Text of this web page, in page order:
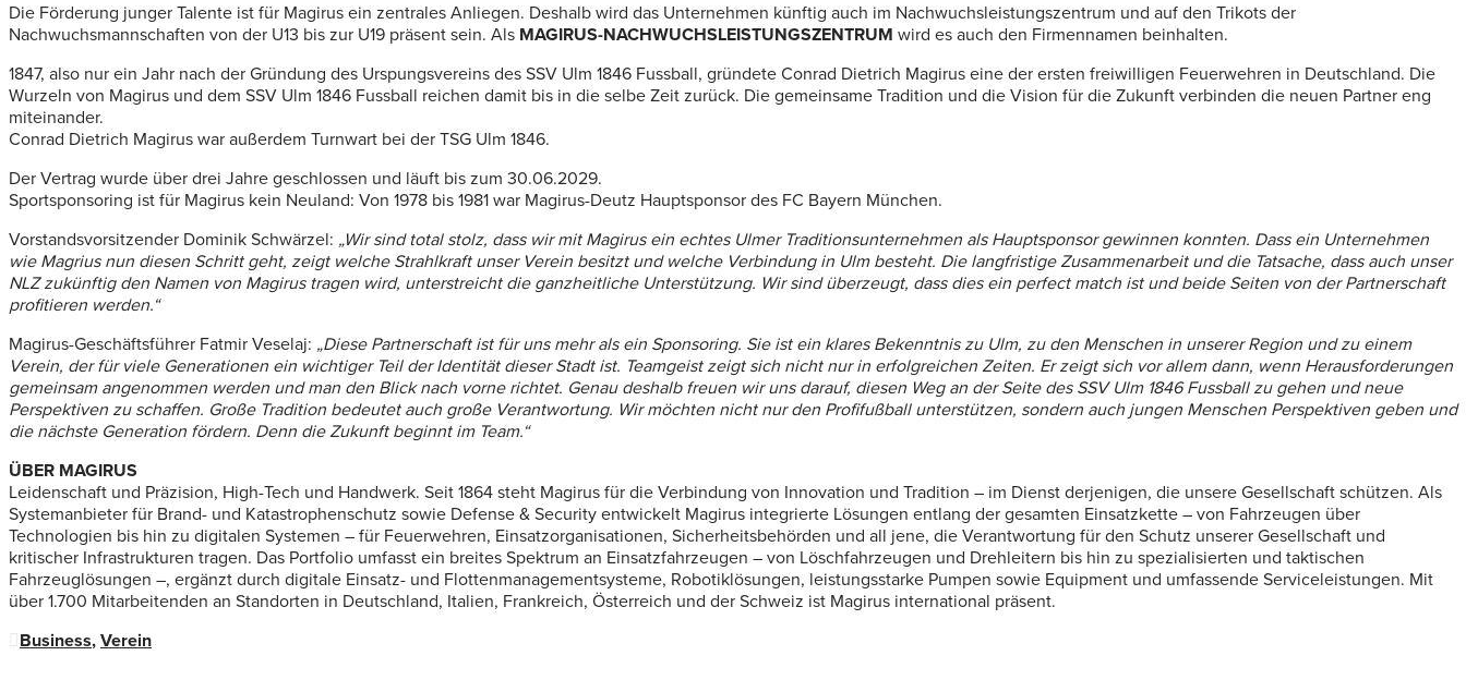
Die Förderung junger Talente ist für Magirus ein zentrales Anliegen. Deshalb wird das Unternehmen künftig auch im Nachwuchsleistungszentrum und auf den Trikots der
Nachwuchsmannschaften von der U13 bis zur U19 präsent sein. Als MAGIRUS-NACHWUCHSLEISTUNGSZENTRUM wird es auch den Firmennamen beinhalten.
1847, also nur ein Jahr nach der Gründung des Urspungsvereins des SSV Ulm 1846 Fussball, gründete Conrad Dietrich Magirus eine der ersten freiwilligen Feuerwehren in Deutschland. Die
Wurzeln von Magirus und dem SSV Ulm 1846 Fussball reichen damit bis in die selbe Zeit zurück. Die gemeinsame Tradition und die Vision für die Zukunft verbinden die neuen Partner eng
miteinander.
Conrad Dietrich Magirus war außerdem Turnwart bei der TSG Ulm 1846.
Der Vertrag wurde über drei Jahre geschlossen und läuft bis zum 30.06.2029.
Sportsponsoring ist für Magirus kein Neuland: Von 1978 bis 1981 war Magirus-Deutz Hauptsponsor des FC Bayern München.
Vorstandsvorsitzender Dominik Schwärzel: „Wir sind total stolz, dass wir mit Magirus ein echtes Ulmer Traditionsunternehmen als Hauptsponsor gewinnen konnten. Dass ein Unternehmen
wie Magrius nun diesen Schritt geht, zeigt welche Strahlkraft unser Verein besitzt und welche Verbindung in Ulm besteht. Die langfristige Zusammenarbeit und die Tatsache, dass auch unser
NLZ zukünftig den Namen von Magirus tragen wird, unterstreicht die ganzheitliche Unterstützung. Wir sind überzeugt, dass dies ein perfect match ist und beide Seiten von der Partnerschaft
profitieren werden.“
Magirus-Geschäftsführer Fatmir Veselaj: „Diese Partnerschaft ist für uns mehr als ein Sponsoring. Sie ist ein klares Bekenntnis zu Ulm, zu den Menschen in unserer Region und zu einem
Verein, der für viele Generationen ein wichtiger Teil der Identität dieser Stadt ist. Teamgeist zeigt sich nicht nur in erfolgreichen Zeiten. Er zeigt sich vor allem dann, wenn Herausforderungen
gemeinsam angenommen werden und man den Blick nach vorne richtet. Genau deshalb freuen wir uns darauf, diesen Weg an der Seite des SSV Ulm 1846 Fussball zu gehen und neue
Perspektiven zu schaffen. Große Tradition bedeutet auch große Verantwortung. Wir möchten nicht nur den Profifußball unterstützen, sondern auch jungen Menschen Perspektiven geben und
die nächste Generation fördern. Denn die Zukunft beginnt im Team.“
ÜBER MAGIRUS
Leidenschaft und Präzision, High-Tech und Handwerk. Seit 1864 steht Magirus für die Verbindung von Innovation und Tradition – im Dienst derjenigen, die unsere Gesellschaft schützen. Als
Systemanbieter für Brand- und Katastrophenschutz sowie Defense & Security entwickelt Magirus integrierte Lösungen entlang der gesamten Einsatzkette – von Fahrzeugen über
Technologien bis hin zu digitalen Systemen – für Feuerwehren, Einsatzorganisationen, Sicherheitsbehörden und all jene, die Verantwortung für den Schutz unserer Gesellschaft und
kritischer Infrastrukturen tragen. Das Portfolio umfasst ein breites Spektrum an Einsatzfahrzeugen – von Löschfahrzeugen und Drehleitern bis hin zu spezialisierten und taktischen
Fahrzeuglösungen –, ergänzt durch digitale Einsatz- und Flottenmanagementsysteme, Robotiklösungen, leistungsstarke Pumpen sowie Equipment und umfassende Serviceleistungen. Mit
über 1.700 Mitarbeitenden an Standorten in Deutschland, Italien, Frankreich, Österreich und der Schweiz ist Magirus international präsent.
Business, Verein